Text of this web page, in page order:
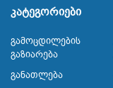
კატეგორიები
Გამოცდილების
Გაზიარება
Განათლება